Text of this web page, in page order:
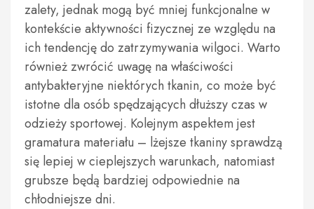
zalety, jednak mogą być mniej funkcjonalne w
kontekście aktywności fizycznej ze względu na
ich tendencję do zatrzymywania wilgoci. Warto
również zwrócić uwagę na właściwości
antybakteryjne niektórych tkanin, co może być
istotne dla osób spędzających dłuższy czas w
odzieży sportowej. Kolejnym aspektem jest
gramatura materiału – lżejsze tkaniny sprawdzą
się lepiej w cieplejszych warunkach, natomiast
grubsze będą bardziej odpowiednie na
chłodniejsze dni.